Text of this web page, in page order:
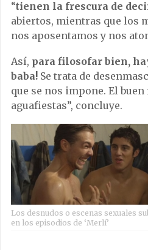
“tienen la frescura de
abiertos, mientras que los
nos aposentamos y nos
Así, para filosofar bien,
baba! Se trata de
que se nos impone. El
aguafiestas”, concluye.
Los desnudos o escenas sexuales
en los episodios de ‘Merlí’